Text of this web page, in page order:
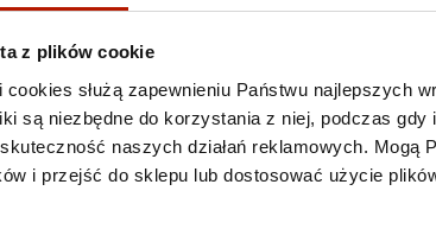
z plików cookie
służą zapewnieniu Państwu najlepszych
są niezbędne do korzystania z niej, podczas
naszych działań reklamowych. Mogą
i przejść do sklepu lub dostosować użycie